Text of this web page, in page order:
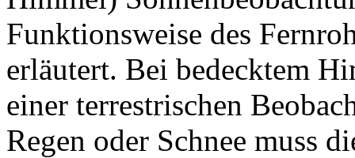
Funktionsweise des
erläutert. Bei bedecktem
einer terrestrischen
Regen oder Schnee muss